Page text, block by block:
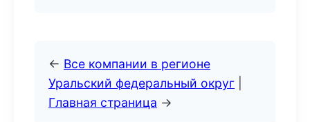
← Все компании в регионе
Уральский федеральный округ
Главная страница →